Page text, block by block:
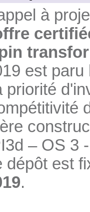
à
est paru
priorité
– OS 3
dépôt est
.